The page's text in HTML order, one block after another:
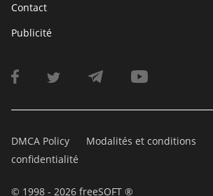
Contact
Publicité
DMCA Policy Modalités et conditions
confidentialité
© 1998 - 2026 freeSOFT ®